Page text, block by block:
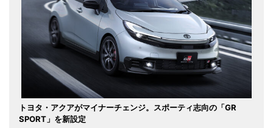
トヨタ・アクアがマイナーチェンジ。スポーティ志向の「GR
SPORT」を新設定